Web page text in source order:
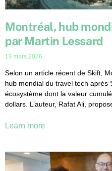
Montréal, hub
par Martin Lessard
19 mars 2026
Selon un article récent de Skift,
hub mondial du travel tech après
écosystème dont la valeur
dollars. L’auteur, Rafat Ali,
Learn more